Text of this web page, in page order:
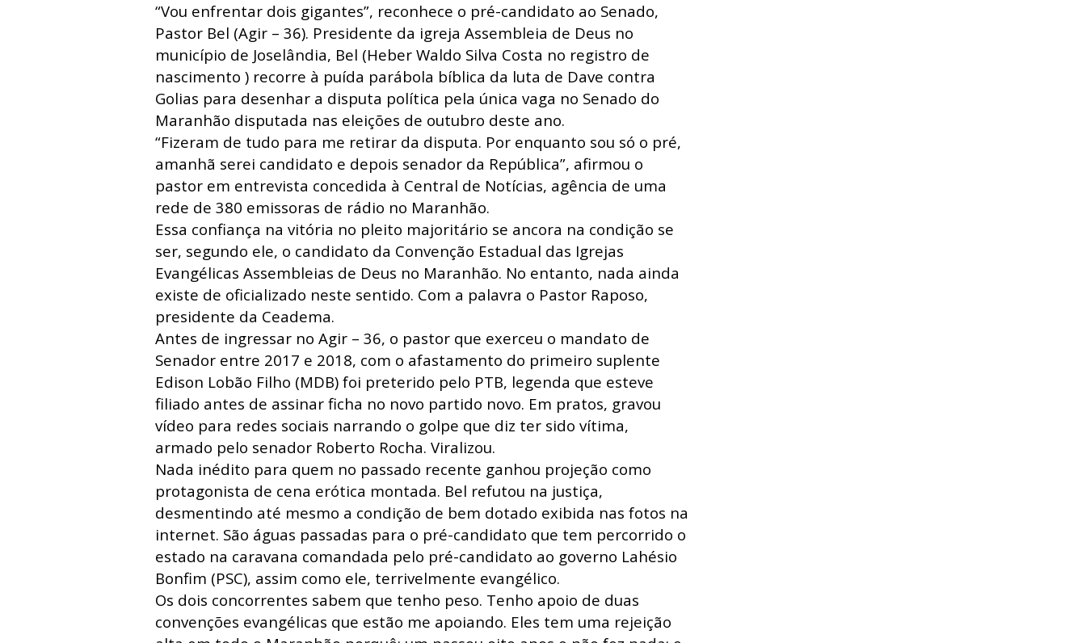
“Vou enfrentar dois gigantes”, reconhece o pré-candidato ao Senado,
Pastor Bel (Agir – 36). Presidente da igreja Assembleia de Deus no
município de Joselândia, Bel (Heber Waldo Silva Costa no registro de
nascimento ) recorre à puída parábola bíblica da luta de Dave contra
Golias para desenhar a disputa política pela única vaga no Senado do
Maranhão disputada nas eleições de outubro deste ano.
“Fizeram de tudo para me retirar da disputa. Por enquanto sou só o pré,
amanhã serei candidato e depois senador da República”, afirmou o
pastor em entrevista concedida à Central de Notícias, agência de uma
rede de 380 emissoras de rádio no Maranhão.
Essa confiança na vitória no pleito majoritário se ancora na condição se
ser, segundo ele, o candidato da Convenção Estadual das Igrejas
Evangélicas Assembleias de Deus no Maranhão. No entanto, nada ainda
existe de oficializado neste sentido. Com a palavra o Pastor Raposo,
presidente da Ceadema.
Antes de ingressar no Agir – 36, o pastor que exerceu o mandato de
Senador entre 2017 e 2018, com o afastamento do primeiro suplente
Edison Lobão Filho (MDB) foi preterido pelo PTB, legenda que esteve
filiado antes de assinar ficha no novo partido novo. Em pratos, gravou
vídeo para redes sociais narrando o golpe que diz ter sido vítima,
armado pelo senador Roberto Rocha. Viralizou.
Nada inédito para quem no passado recente ganhou projeção como
protagonista de cena erótica montada. Bel refutou na justiça,
desmentindo até mesmo a condição de bem dotado exibida nas fotos na
internet. São águas passadas para o pré-candidato que tem percorrido o
estado na caravana comandada pelo pré-candidato ao governo Lahésio
Bonfim (PSC), assim como ele, terrivelmente evangélico.
Os dois concorrentes sabem que tenho peso. Tenho apoio de duas
convenções evangélicas que estão me apoiando. Eles tem uma rejeição